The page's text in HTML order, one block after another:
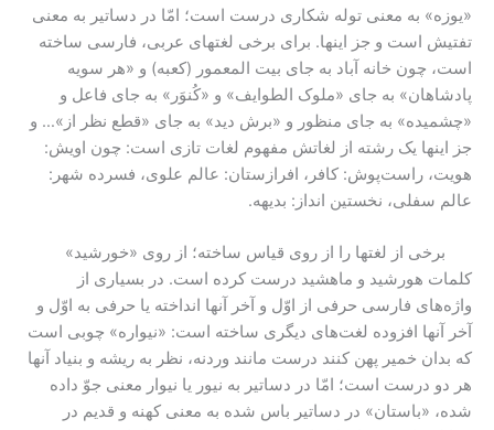
«یوزه» به معنی توله شکاری درست است؛ امّا در دساتیر به معنی
تفتیش است و جز اینها. برای برخی لغتهای عربی، فارسی ساخته
است، چون خانه آباد به جای بیت المعمور (کعبه) و «هر سویه
پادشاهان» به جای «ملوک الطوایف» و «کُنوَر» به جای فاعل و
«چشمیده» به جای منظور و «برش دید» به جای «قطع نظر از»… و
جز اینها یک رشته از لغاتش مفهوم لغات تازی است: چون اویش:
هویت، راست‌پوش: کافر، افرازستان: عالم علوی، فسرده شهر:
عالم سفلی، نخستین انداز: بدیهه.
برخی از لغتها را از روی قیاس ساخته؛ از روی «خورشید»
کلمات هورشید و ماهشید درست کرده است. در بسیاری از
واژه‌های فارسی حرفی از اوّل و آخر آنها انداخته یا حرفی به اوّل و
آخر آنها افزوده لغت‌های دیگری ساخته است: «نیواره» چوبی است
که بدان خمیر پهن کنند درست مانند وردنه، نظر به ریشه و بنیاد آنها
هر دو درست است؛ امّا در دساتیر به نیور یا نیوار معنی جوّ داده
شده، «باستان» در دساتیر باس شده به معنی کهنه و قدیم در